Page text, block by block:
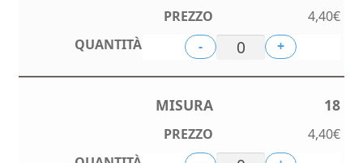
4,40€
-
+
18
4,40€